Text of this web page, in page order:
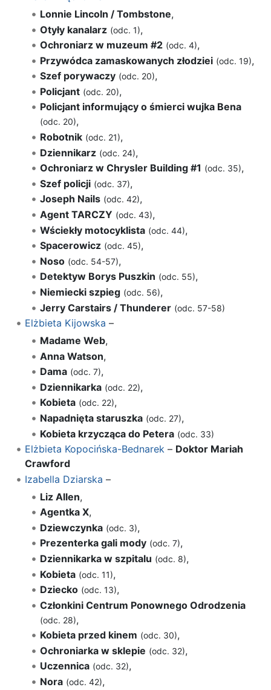
Lonnie Lincoln / Tombstone,
Otyły kanalarz (odc. 1),
Ochroniarz w muzeum #2 (odc. 4),
Przywódca zamaskowanych złodziei (odc. 19),
Szef porywaczy (odc. 20),
Policjant (odc. 20),
Policjant informujący o śmierci wujka Bena
(odc. 20),
Robotnik (odc. 21),
Dziennikarz (odc. 24),
Ochroniarz w Chrysler Building #1 (odc. 35),
Szef policji (odc. 37),
Joseph Nails (odc. 42),
Agent TARCZY (odc. 43),
Wściekły motocyklista (odc. 44),
Spacerowicz (odc. 45),
Noso (odc. 54-57),
Detektyw Borys Puszkin (odc. 55),
Niemiecki szpieg (odc. 56),
Jerry Carstairs / Thunderer (odc. 57-58)
Elżbieta Kijowska –
Madame Web,
Anna Watson,
Dama (odc. 7),
Dziennikarka (odc. 22),
Kobieta (odc. 22),
Napadnięta staruszka (odc. 27),
Kobieta krzycząca do Petera (odc. 33)
Elżbieta Kopocińska-Bednarek– Doktor Mariah
Crawford
Izabella Dziarska –
Liz Allen,
Agentka X,
Dziewczynka (odc. 3),
Prezenterka gali mody (odc. 7),
Dziennikarka w szpitalu (odc. 8),
Kobieta (odc. 11),
Dziecko (odc. 13),
Członkini Centrum Ponownego Odrodzenia
(odc. 28),
Kobieta przed kinem (odc. 30),
Ochroniarka w sklepie (odc. 32),
Uczennica (odc. 32),
Nora (odc. 42),